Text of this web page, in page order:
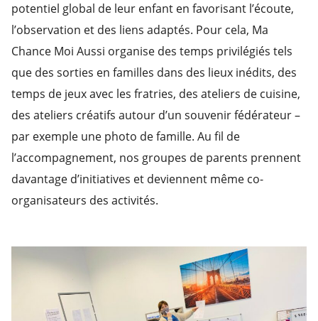
potentiel global de leur enfant en favorisant l’écoute,
l’observation et des liens adaptés. Pour cela, Ma
Chance Moi Aussi organise des temps privilégiés tels
que des sorties en familles dans des lieux inédits, des
temps de jeux avec les fratries, des ateliers de cuisine,
des ateliers créatifs autour d’un souvenir fédérateur –
par exemple une photo de famille. Au fil de
l’accompagnement, nos groupes de parents prennent
davantage d’initiatives et deviennent même co-
organisateurs des activités.